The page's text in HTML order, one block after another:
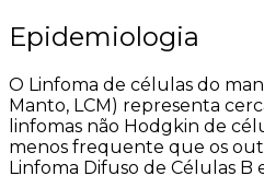
Epidemiologia
O Linfoma de células do
Manto, LCM) representa
linfomas não Hodgkin de
menos frequente que os
Linfoma Difuso de Células B